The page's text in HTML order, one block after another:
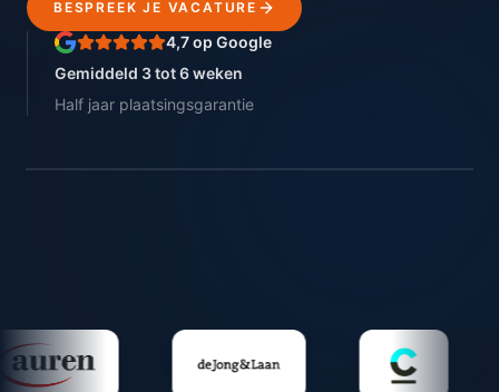
BESPREEK JE VACATURE
4,7 op Google
Gemiddeld 3 tot 6 weken
Half jaar plaatsingsgarantie